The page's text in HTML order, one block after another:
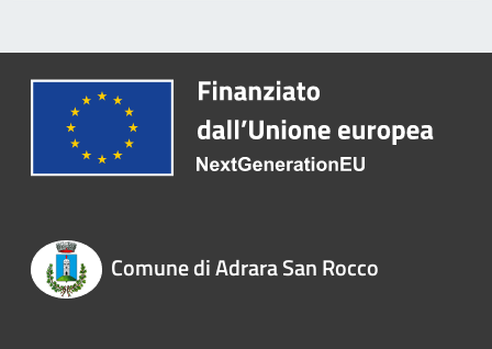
Comune di Adrara San Rocco